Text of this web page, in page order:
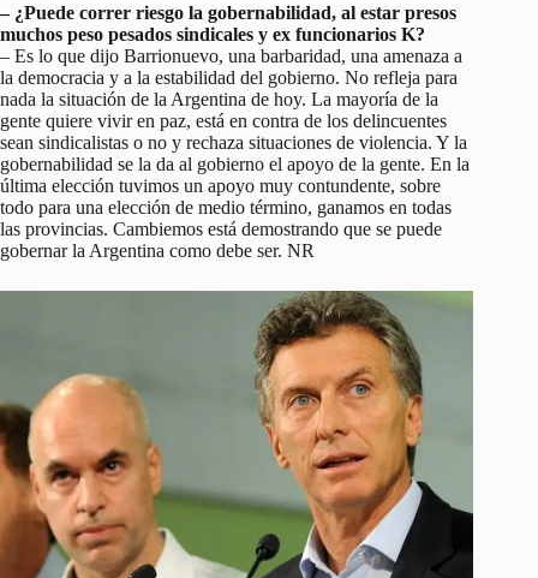
– ¿Puede correr riesgo la gobernabilidad, al estar presos
muchos peso pesados sindicales y ex funcionarios K?
– Es lo que dijo Barrionuevo, una barbaridad, una amenaza a
la democracia y a la estabilidad del gobierno. No refleja para
nada la situación de la Argentina de hoy. La mayoría de la
gente quiere vivir en paz, está en contra de los delincuentes
sean sindicalistas o no y rechaza situaciones de violencia. Y la
gobernabilidad se la da al gobierno el apoyo de la gente. En la
última elección tuvimos un apoyo muy contundente, sobre
todo para una elección de medio término, ganamos en todas
las provincias. Cambiemos está demostrando que se puede
gobernar la Argentina como debe ser. NR